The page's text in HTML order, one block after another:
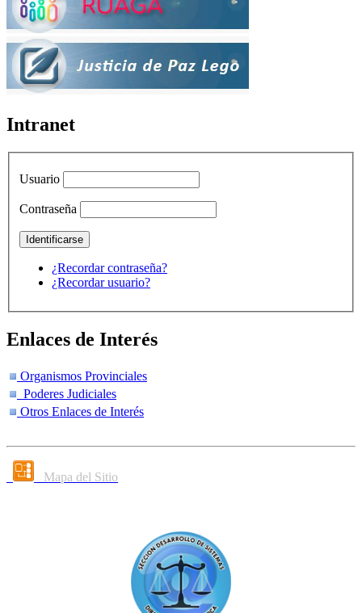
Intranet
Usuario
Contraseña
¿Recordar contraseña?
¿Recordar usuario?
Enlaces de Interés
Organismos Provinciales
Poderes Judiciales
Otros Enlaces de Interés
Mapa del Sitio